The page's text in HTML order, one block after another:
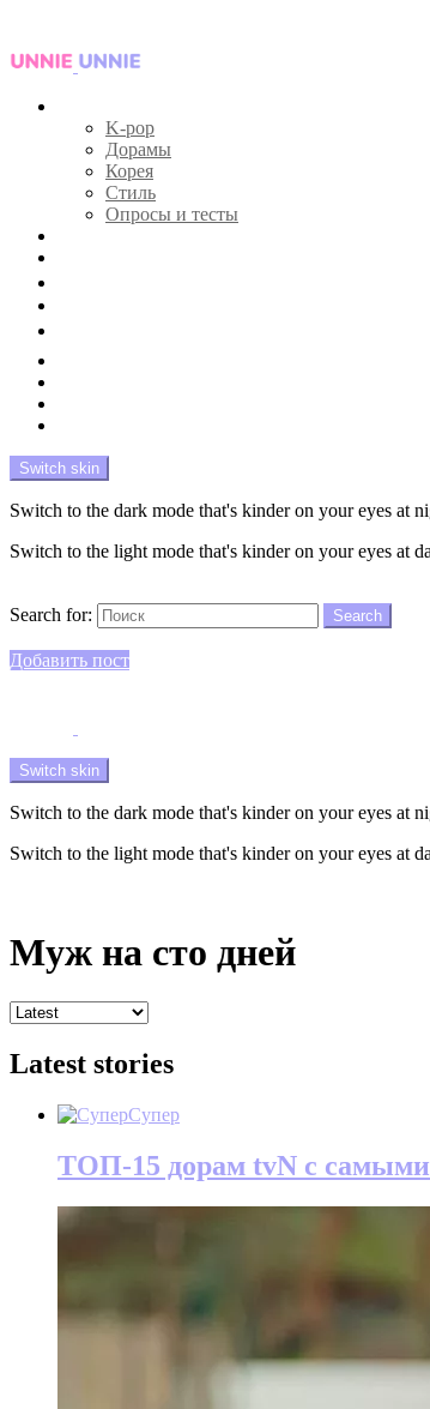
K-pop
Дорамы
Корея
Стиль
Опросы и тесты
Switch skin
Switch to the dark mode that's kinder on your eyes at
Switch to the light mode that's kinder on your eyes at
Search for:
Search
Добавить пост
Switch skin
Switch to the dark mode that's kinder on your eyes at
Switch to the light mode that's kinder on your eyes at
Муж на сто дней
Latest stories
Супер
ТОП-15 дорам tvN с